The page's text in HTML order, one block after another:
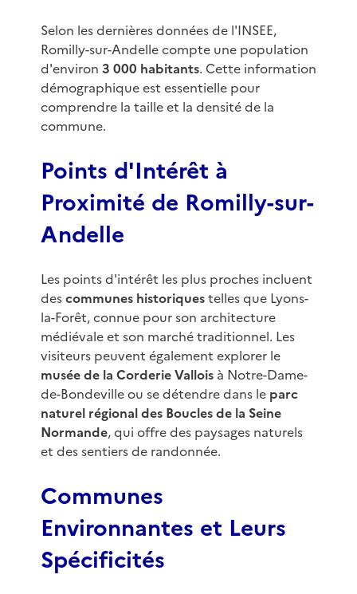
Selon les dernières données de l'INSEE,
Romilly-sur-Andelle compte une population
d'environ 3 000 habitants. Cette information
démographique est essentielle pour
comprendre la taille et la densité de la
commune.
Points d'Intérêt à
Proximité de Romilly-sur-
Andelle
Les points d'intérêt les plus proches incluent
descommunes historiquestelles que Lyons-
la-Forêt, connue pour son architecture
médiévale et son marché traditionnel. Les
visiteurs peuvent également explorer le
musée de la Corderie Valloisà Notre-Dame-
de-Bondeville ou se détendre dans le parc
naturel régional des Boucles de la Seine
Normande, qui offre des paysages naturels
et des sentiers de randonnée.
Communes
Environnantes et Leurs
Spécificités